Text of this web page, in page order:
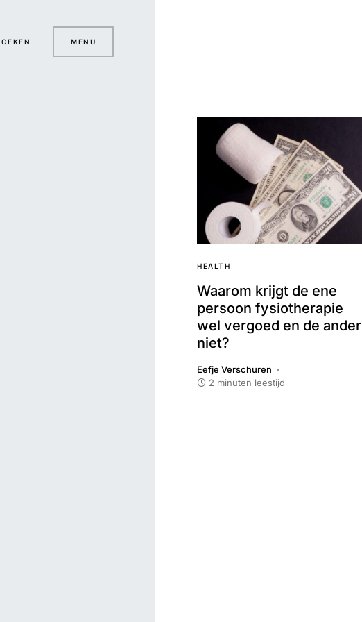
MENU
HEALTH
Waarom krijgt de ene
persoon fysiotherapie
wel vergoed en de ander
niet?
Eefje Verschuren
2 minuten leestijd